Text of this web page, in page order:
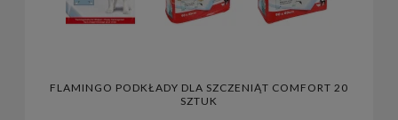
FLAMINGO PODKŁADY DLA SZCZENIĄT COMFORT 20
SZTUK